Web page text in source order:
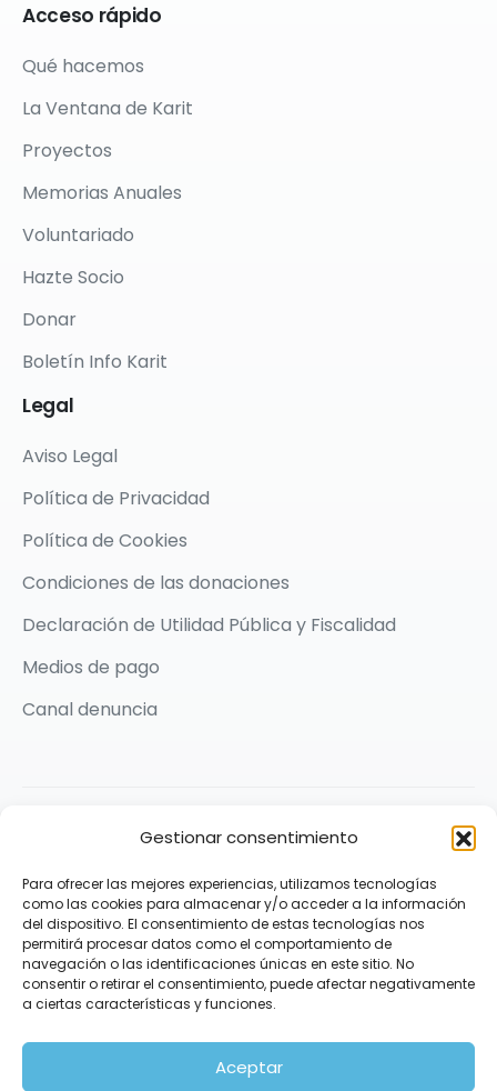
Gestionar consentimiento
Para ofrecer las mejores experiencias, utilizamos tecnologías
como las cookies para almacenar y/o acceder a la información
del dispositivo. El consentimiento de estas tecnologías nos
permitirá procesar datos como el comportamiento de
navegación o las identificaciones únicas en este sitio. No
consentir o retirar el consentimiento, puede afectar negativamente
a ciertas características y funciones.
Aceptar
Acceso rápido
Qué hacemos
La Ventana de Karit
Proyectos
Memorias Anuales
Voluntariado
Hazte Socio
Donar
Boletín Info Karit
Legal
Aviso Legal
Política de Privacidad
Política de Cookies
Condiciones de las donaciones
Declaración de Utilidad Pública y Fiscalidad
Medios de pago
Canal denuncia
Praxis Comunicación
Síguenos